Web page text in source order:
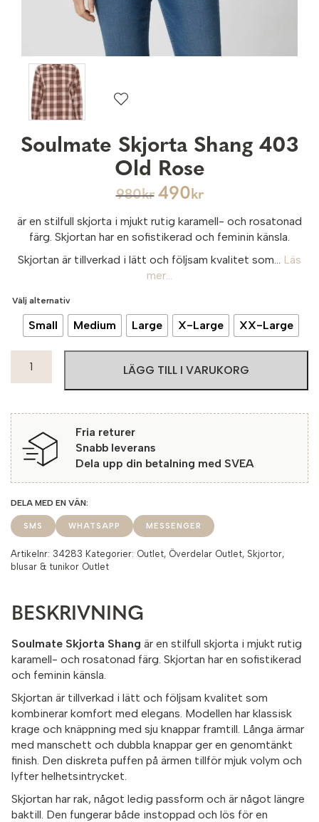
Soulmate Skjorta Shang 403
Old Rose
980kr 490 kr
är en stilfull skjorta i mjukt rutig karamell- och rosatonad
färg. Skjortan har en sofistikerad och feminin känsla.
Skjortan är tillverkad i lätt och följsam kvalitet som...
Läs
mer...
Välj alternativ
Small Medium Large X-Large XX-Large
Skjorta
Old
Rose
mängd
LÄGG TILL I VARUKORG
Fria returer
Snabb leverans
Dela upp din betalning med SVEA
SMS WHATSAPP MESSENGER
Artikelnr: 34283 Kategorier: Outlet, Överdelar Outlet, Skjortor,
blusar & tunikor Outlet
BESKRIVNING
Soulmate Skjorta Shang är en stilfull skjorta i mjukt rutig
karamell- och rosatonad färg. Skjortan har en sofistikerad
och feminin känsla.
Skjortan är tillverkad i lätt och följsam kvalitet som
kombinerar komfort med elegans. Modellen har klassisk
krage och knäppning med sju knappar framtill. Långa ärmar
med manschett och dubbla knappar ger en genomtänkt
finish. Den diskreta puffen på ärmen tillför mjuk volym och
lyfter helhetsintrycket.
Skjortan har rak, något ledig passform och är något längre
baktill. Den fungerar både instoppad och lös för en